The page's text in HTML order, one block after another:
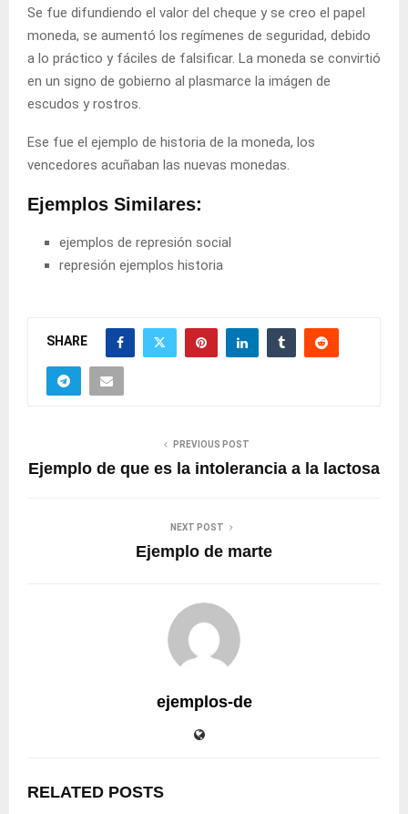
Se fue difundiendo el valor del cheque y se creo el papel
moneda, se aumentó los regímenes de seguridad, debido
a lo práctico y fáciles de falsificar. La moneda se convirtió
en un signo de gobierno al plasmarce la imágen de
escudos y rostros.
Ese fue el ejemplo de historia de la moneda, los
vencedores acuñaban las nuevas monedas.
Ejemplos Similares:
ejemplos de represión social
represión ejemplos historia
SHARE
PREVIOUS POST
Ejemplo de que es la intolerancia a la lactosa
NEXT POST
Ejemplo de marte
ejemplos-de
RELATED POSTS